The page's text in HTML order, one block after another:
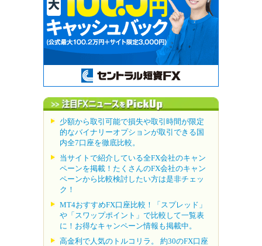
少額から取引可能で損失や取引時間が限定
的なバイナリーオプションが取引できる国
内全7口座を徹底比較。
当サイトで紹介している全FX会社のキャン
ペーンを掲載！たくさんのFX会社のキャン
ペーンから比較検討したい方は是非チェッ
ク！
MT4おすすめFX口座比較！「スプレッド」
や「スワップポイント」で比較して一覧表
に！お得なキャンペーン情報も掲載中。
高金利で人気のトルコリラ。 約30のFX口座